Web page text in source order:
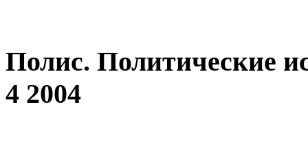
Полис. Политические
4 2004